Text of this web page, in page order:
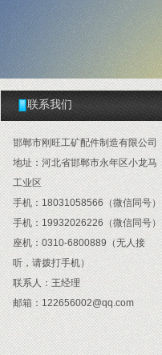
联系我们
邯郸市刚旺工矿配件制造有限公司
地址：河北省邯郸市永年区小龙马
工业区
手机：18031058566（微信同号）
手机：19932026226（微信同号）
座机：0310-6800889（无人接
听，请拨打手机）
联系人：王经理
邮箱：122656002@qq.com